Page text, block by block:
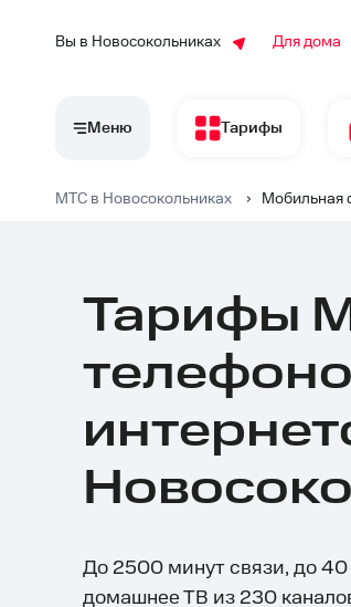
Вы в Новосокольниках Для дома
Меню Тарифы
МТС в Новосокольниках › Мобильная
Тарифы
До 2500 минут связи, до 40
домашнее ТВ из 230